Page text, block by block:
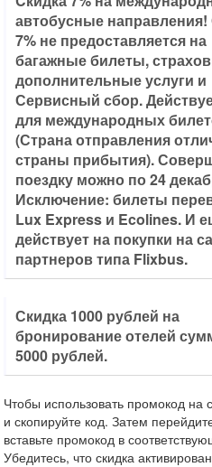
автобусные направления!
7% не предоставляется на
багажные билеты,
дополнительные услуги и
Сервисный сбор.
для международных
(Страна отправления
страны прибытия).
поездку можно по 24
Исключение: билеты
Lux Express и Ecolines. И
действует на покупки на
партнеров типа Flixbus.
Скидка 1000 рублей на
бронирование отелей
5000 рублей.
Чтобы использовать промокод на
и скопируйте код. Затем
вставьте промокод в
Убедитесь, что скидка